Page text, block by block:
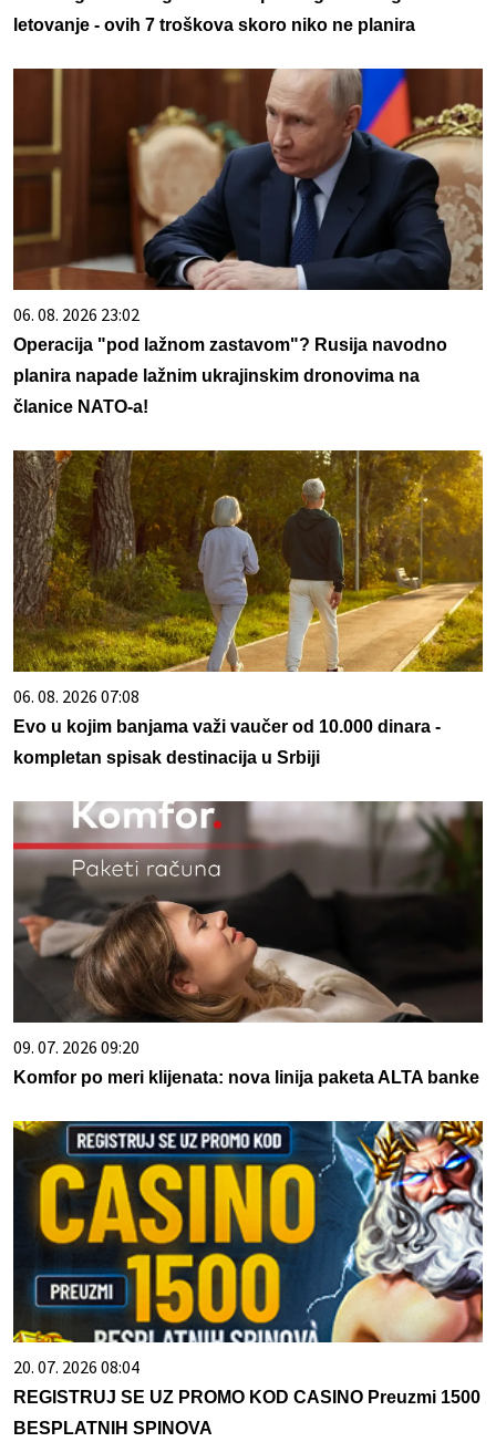
letovanje - ovih 7 troškova skoro niko ne planira
06. 08. 2026 23:02
Operacija "pod lažnom zastavom"? Rusija navodno
planira napade lažnim ukrajinskim dronovima na
članice NATO-a!
06. 08. 2026 07:08
Evo u kojim banjama važi vaučer od 10.000 dinara -
kompletan spisak destinacija u Srbiji
09. 07. 2026 09:20
Komfor po meri klijenata: nova linija paketa ALTA banke
20. 07. 2026 08:04
REGISTRUJ SE UZ PROMO KOD CASINO Preuzmi 1500
BESPLATNIH SPINOVA